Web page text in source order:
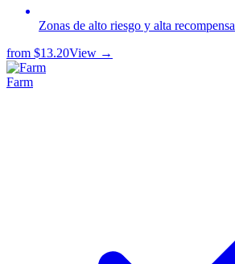
Zonas de alto riesgo y alta recompensa
from $13.20View →
Farm